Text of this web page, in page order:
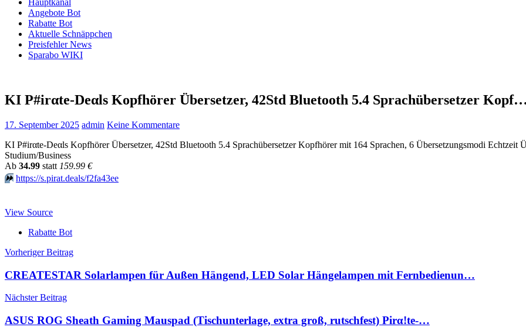
Hauptkanal
Angebote Bot
Rabatte Bot
Aktuelle Schnäppchen
Preisfehler News
Sparabo WIKI
KI P#irαtе-Dеαls Kopfhörer Übersetzer, 42Std Bluetooth 5.4 Sprachübersetzer Kopf…
17. September 2025 admin Keine Kommentare
KI P#irαtе-Dеαls Kopfhörer Übersetzer, 42Std Bluetooth 5.4 Sprachübersetzer Kopfhörer mit 164 Sprachen, 6 Übersetzungsmodi
Studium/Business
Аb 34.99 statt 159.99 €
⏩️ https://s.pirat.deals/f2fa43ee
View Source
Rabatte Bot
Beitragsnavigation
Vorheriger Beitrag
CREATESTAR Solarlampen für Außen Hängend, LED Solar Hängelampen mit Fernbedienun…
Nächster Beitrag
ASUS ROG Sheath Gaming Mauspad (Tischunterlage, extra groß, rutschfest) Pirα!tе-…